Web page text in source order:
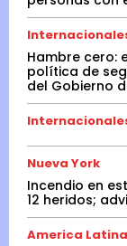
Hambre cero:
política de
del Gobierno
Nueva York
Incendio en
12 heridos;
America Latina